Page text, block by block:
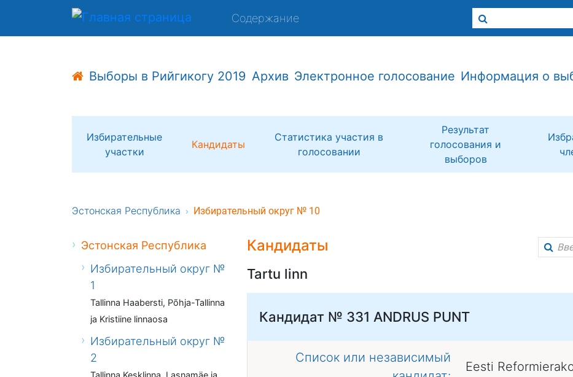
Содержание
Выборы в Рийгикогу 2019 Архив Электронное голосование Информация о
Избирательные
участки
Кандидаты
Статистика участия в
голосовании
Результат
голосования и
выборов
Эстонская Республика Избирательный округ № 10
Эстонская Республика
Избирательный округ №
1
Tallinna Haabersti, Põhja-Tallinna
ja Kristiine linnaosa
Избирательный округ №
2
Tallinna Kesklinna, Lasnamäe ja
Кандидаты
Tartu linn
Кандидат № 331 ANDRUS PUNT
Список или независимый
Eesti